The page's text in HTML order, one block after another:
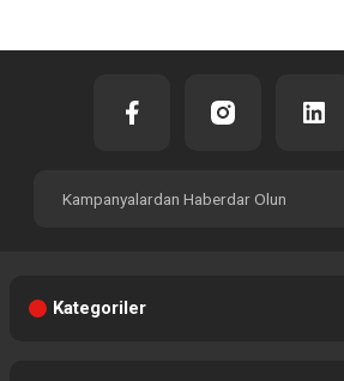
Kategoriler